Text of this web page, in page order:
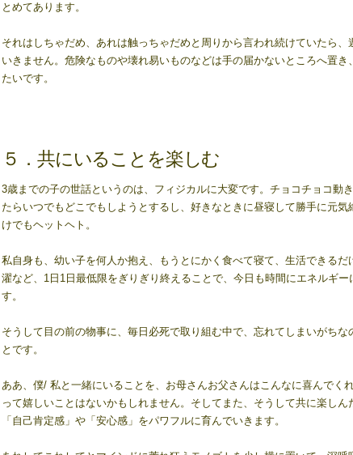
とめてあります。
それはしちゃだめ、あれは触っちゃだめと周りから言われ続けていたら
いきません。危険なものや壊れ易いものなどは手の届かないところへ置
たいです。
５．共にいることを楽しむ
3歳までの子の世話というのは、フィジカルに大変です。チョコチョコ動
たらいつでもどこでもしようとするし、好きなときに昼寝して勝手に元
けでもヘットヘト。
私自身も、幼い子を何人か抱え、もうとにかく食べて寝て、生活できる
濯など、1日1日最低限をぎりぎり終えることで、今日も時間にエネルギ
す。
そうして目の前の物事に、毎日必死で取り組む中で、忘れてしまいがち
とです。
ああ、僕/ 私と一緒にいることを、お母さんお父さんはこんなに喜んでく
って嬉しいことはないかもしれません。そしてまた、そうして共に楽し
「自己肯定感」や「安心感」をパワフルに育んでいきます。